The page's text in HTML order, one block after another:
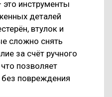
инструменты
деталей
втулок и
сложно снять
за счёт ручного
позволяет
без повреждения